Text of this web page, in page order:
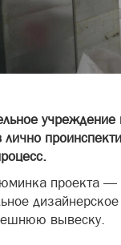
учреждение
проекта
вывеску.